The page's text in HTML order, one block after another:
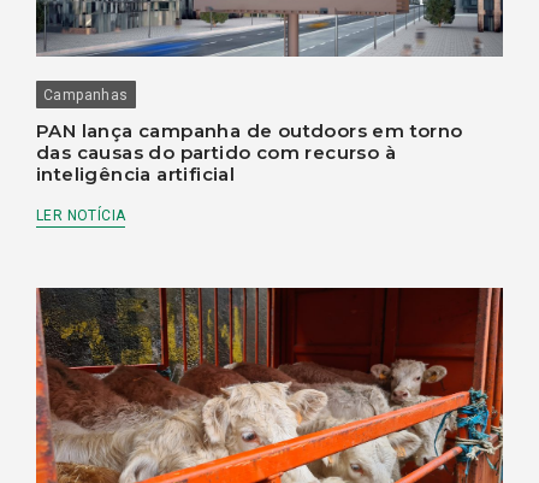
Campanhas
PAN lança campanha de outdoors em torno
das causas do partido com recurso à
inteligência artificial
LER NOTÍCIA